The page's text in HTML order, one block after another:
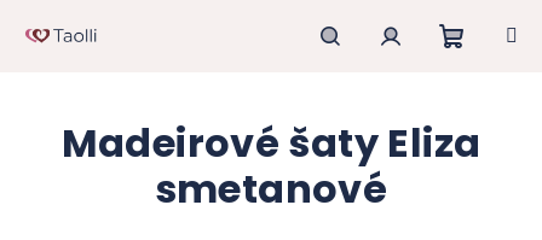
košík
Madeirové šaty Eliza
smetanové